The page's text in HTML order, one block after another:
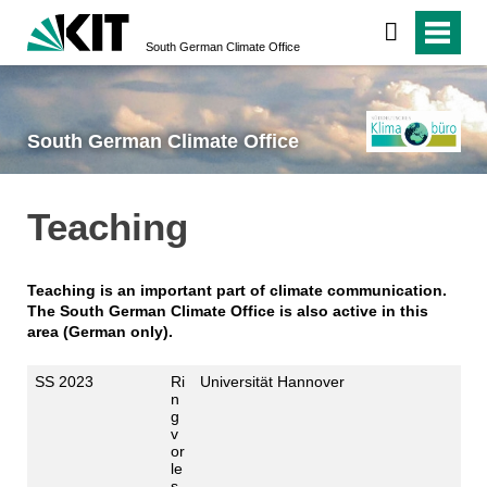
South German Climate Office
South German Climate Office
Teaching
Teaching is an important part of climate communication.
The South German Climate Office is also active in this
area (German only).
SS 2023
Ri
n
g
v
or
le
Universität Hannover